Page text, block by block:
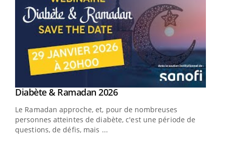
Youtube
Diabète & Ramadan 2026Youtube
Le Ramadan approche, et, pour de nombreuses
personnes atteintes de diabète, c'est une période de
questions, de défis, mais ...